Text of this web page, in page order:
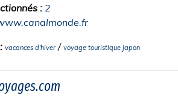
: 2
vacances d'hiver / voyage touristique japon